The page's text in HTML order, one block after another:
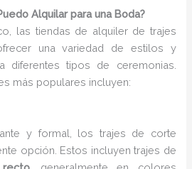
Alquilar para una Boda?
las tiendas de alquiler de trajes
una variedad de estilos y
diferentes tipos de ceremonias.
más populares incluyen:
y formal, los trajes de corte
opción. Estos incluyen trajes de